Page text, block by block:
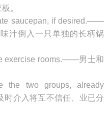
。
saucepan, if desired.───
汁倒入一只单独的长柄锅
exercise rooms.───男士和
the two groups, already
时介入将互不信任、业已分